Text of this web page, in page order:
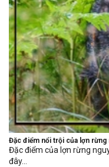
Đặc điểm nổi trội của lợn rừng
Đặc điểm của lợn rừng
đây...